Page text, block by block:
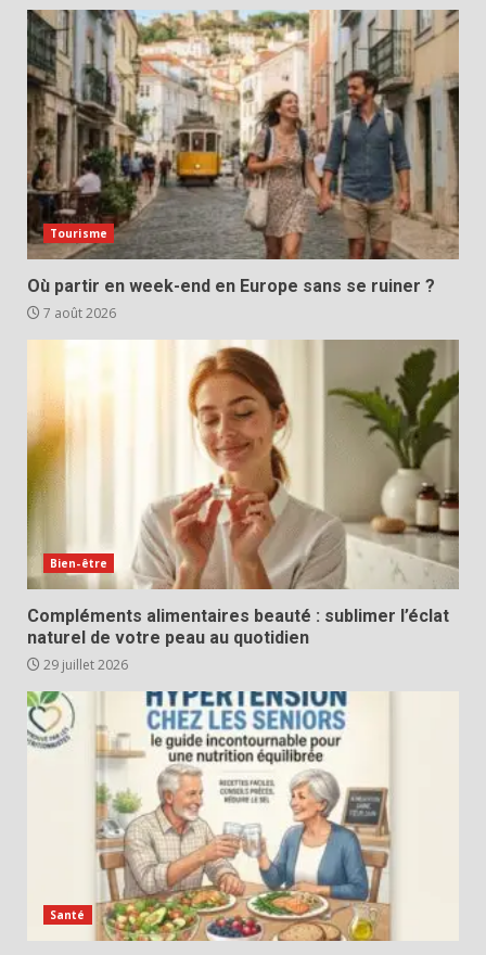
Tourisme
Où partir en week-end en Europe sans se ruiner ?
7 août 2026
Bien-être
Compléments alimentaires beauté : sublimer l’éclat
naturel de votre peau au quotidien
29 juillet 2026
Santé